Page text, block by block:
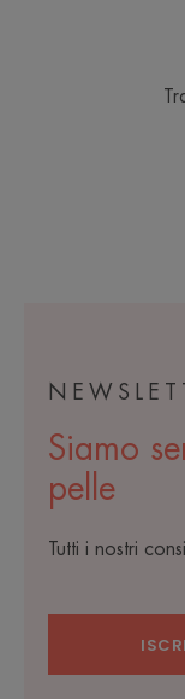
Siamo
pelle
Tutti i nostri